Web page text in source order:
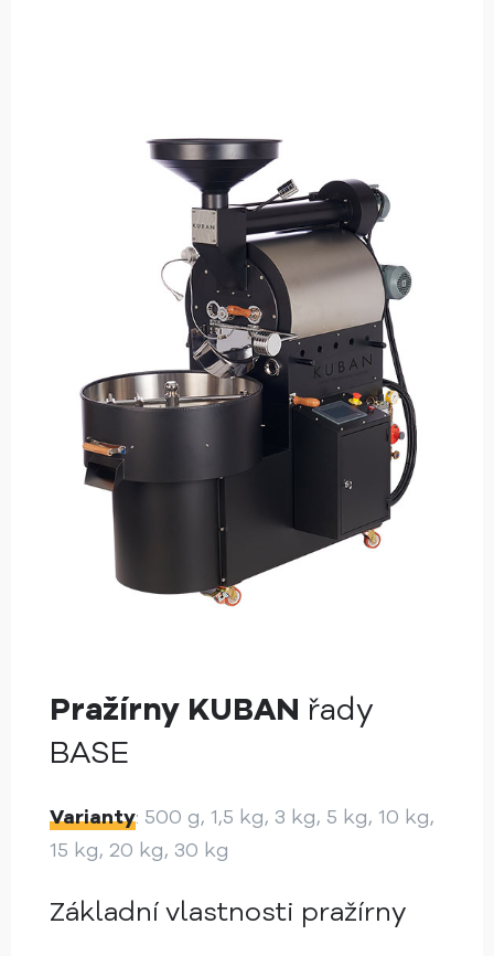
Pražírny KUBAN řady
BASE
Varianty: 500 g, 1,5 kg, 3 kg, 5 kg, 10 kg,
15 kg, 20 kg, 30 kg
Základní vlastnosti pražírny